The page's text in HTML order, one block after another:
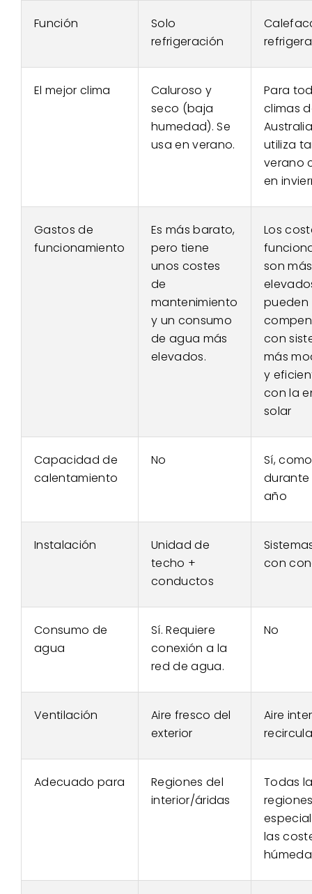
Función
Solo
refrigeración
El mejor clima
Caluroso y
seco (baja
humedad). Se
usa en verano.
Para
climas
utiliza
verano
en
Gastos de
funcionamiento
Es más barato,
pero tiene
unos costes
de
mantenimiento
y un consumo
de agua más
elevados.
Los
son más
pueden
con
más
y
con la
solar
Capacidad de
calentamiento
No
Sí,
año
Instalación
Unidad de
techo +
conductos
con
Consumo de
agua
Sí. Requiere
conexión a la
red de agua.
No
Ventilación
Aire fresco del
exterior
Aire
Adecuado para
Regiones del
interior/áridas
Todas
las